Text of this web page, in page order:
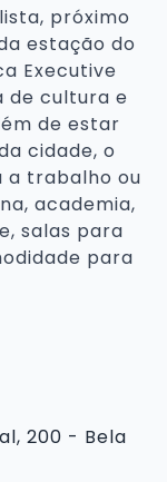
próximo
estação do
Executive
de cultura e
de estar
cidade, o
a trabalho ou
academia,
salas para
para
200 - Bela